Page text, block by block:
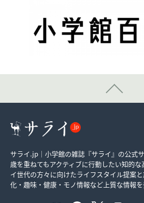
サライ.jp｜小学館の雑誌『サライ』の公式サ
歳を重ねてもアクティブに行動したい知的
イ世代の方々に向けたライフスタイル提案
化・趣味・健康・モノ情報など上質な情報を